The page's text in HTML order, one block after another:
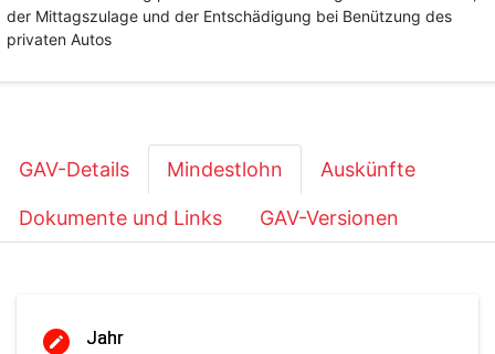
der Mittagszulage und der Entschädigung bei Benützung des
privaten Autos
GAV-Details Mindestlohn Auskünfte
Dokumente und Links GAV-Versionen
Jahr